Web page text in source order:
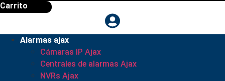
Carrito
Alarmas ajax
Cámaras IP Ajax
Centrales de alarmas Ajax
NVRs Ajax